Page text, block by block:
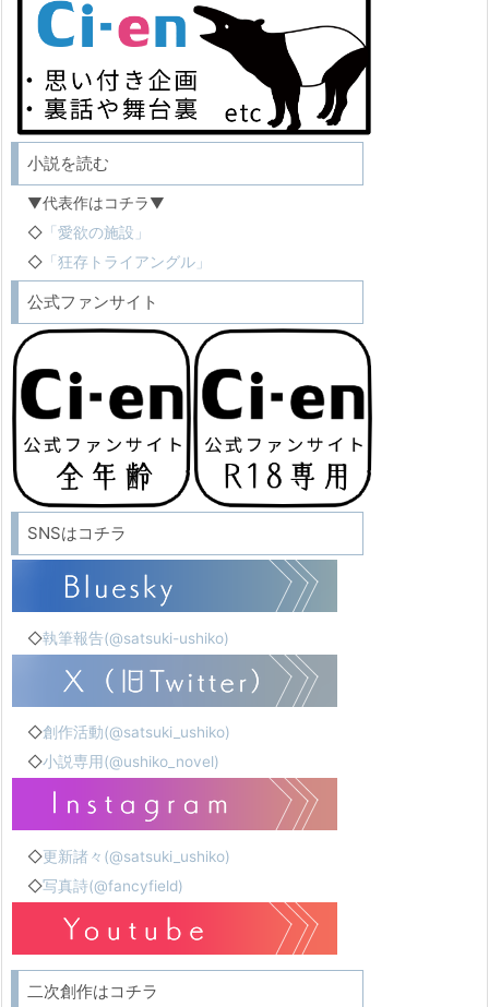
小説を読む
▼代表作はコチラ▼
◇ 「愛欲の施設」
◇ 「狂存トライアングル」
公式ファンサイト
SNSはコチラ
◇執筆報告(@satsuki-ushiko)
◇創作活動(@satsuki_ushiko)
◇小説専用(@ushiko_novel)
◇更新諸々(@satsuki_ushiko)
◇写真詩(@fancyfield)
二次創作はコチラ